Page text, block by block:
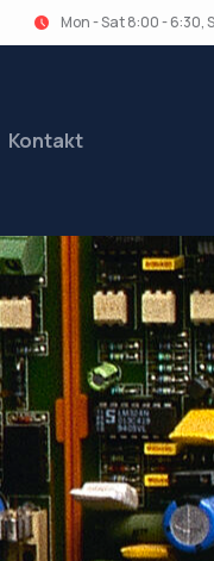
Mon - Sat 8:00 - 6:30,
Kontakt